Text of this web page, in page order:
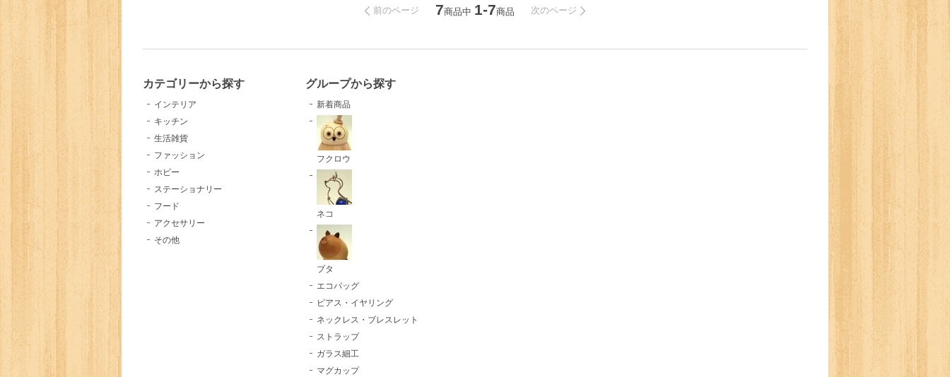
前のページ 7商品中 1-7商品 次のページ
カテゴリーから探す
インテリア
キッチン
生活雑貨
ファッション
ホビー
ステーショナリー
フード
アクセサリー
その他
グループから探す
新着商品
フクロウ
ネコ
ブタ
エコバッグ
ピアス・イヤリング
ネックレス・ブレスレット
ストラップ
ガラス細工
マグカップ